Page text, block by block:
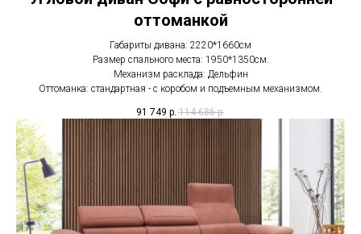
оттоманкой
Габариты дивана: 2220*1660см
Размер спального места: 1950*1350см.
Механизм расклада: Дельфин
Оттоманка: стандартная - с коробом и подъемным механизмом.
91 749 р. 114 686 р.